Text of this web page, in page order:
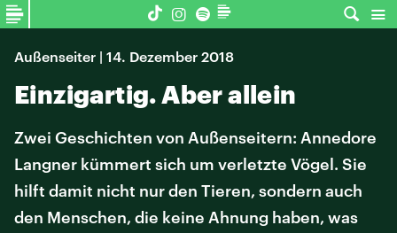
Außenseiter | 14. Dezember 2018
Einzigartig. Aber allein
Zwei Geschichten von Außenseitern: Annedore
Langner kümmert sich um verletzte Vögel. Sie
hilft damit nicht nur den Tieren, sondern auch
den Menschen, die keine Ahnung haben, was